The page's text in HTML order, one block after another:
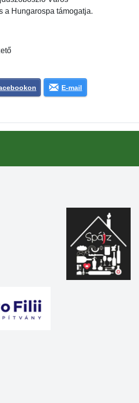
a Hungarospa támogatja.
E-mail